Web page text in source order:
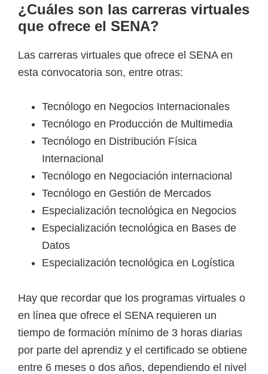
¿Cuáles son las carreras virtuales
que ofrece el SENA?
Las carreras virtuales que ofrece el SENA en
esta convocatoria son, entre otras:
Tecnólogo en Negocios Internacionales
Tecnólogo en Producción de Multimedia
Tecnólogo en Distribución Física
Internacional
Tecnólogo en Negociación internacional
Tecnólogo en Gestión de Mercados
Especialización tecnológica en Negocios
Especialización tecnológica en Bases de
Datos
Especialización tecnológica en Logística
Hay que recordar que los programas virtuales o
en línea que ofrece el SENA requieren un
tiempo de formación mínimo de 3 horas diarias
por parte del aprendiz y el certificado se obtiene
entre 6 meses o dos años, dependiendo el nivel